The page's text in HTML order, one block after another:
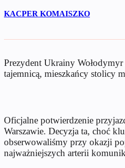
KACPER KOMAISZKO
Prezydent Ukrainy
tajemnicą, mieszkańcy stolicy
Oficjalne potwierdzenie
Warszawie. Decyzja ta, choć
obserwowaliśmy przy okazji
najważniejszych arterii